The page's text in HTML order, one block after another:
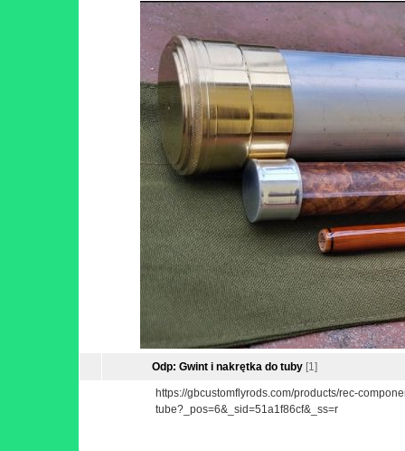
Odp: Gwint i nakrętka do tuby [1]
https://gbcustomflyrods.com/products/rec-
tube?_pos=6&_sid=51a1f86cf&_ss=r